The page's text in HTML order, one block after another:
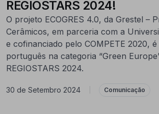
REGIOSTARS 2024!
O projeto ECOGRES 4.0, da Grestel –
Cerâmicos, em parceria com a
e cofinanciado pelo COMPETE 2020,
português na categoria “Green
REGIOSTARS 2024.
30 de Setembro 2024 Comunicação